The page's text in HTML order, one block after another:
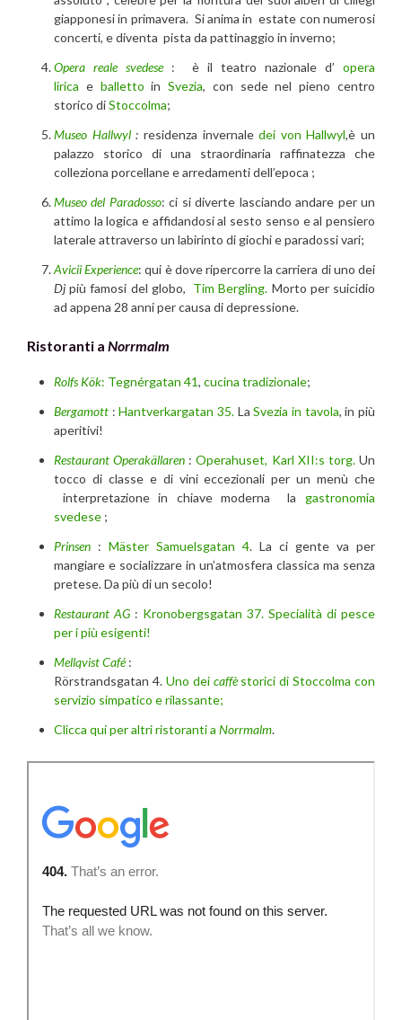
giapponesi in primavera. Si anima in estate con numerosi
concerti, e diventa pista da pattinaggio in inverno;
Opera reale svedese : è il teatro nazionale d’opera
lirica e balletto inSvezia, con sede nel pieno centro
storico diStoccolma;
Museo Hallwyl : residenza invernaledei von Hallwyl,è un
palazzo storico di una straordinaria raffinatezza che
colleziona porcellane e arredamenti dell’epoca ;
Museo del Paradosso: ci si diverte lasciando andare per un
attimo la logica e affidandosi al sesto senso e al pensiero
laterale attraverso un labirinto di giochi e paradossi vari;
Avicii Experience: qui è dove ripercorre la carriera di uno dei
Dj più famosi del globo, Tim Bergling. Morto per suicidio
ad appena 28 anni per causa di depressione.
Ristoranti a Norrmalm
Rolfs Kök: Tegnérgatan 41, cucina tradizionale;
Bergamott :Hantverkargatan 35. LaSvezia in tavola, in più
aperitivi!
Restaurant Operakällaren :Operahuset, Karl XII:s torg.Un
tocco di classe e di vini eccezionali per un menù che
interpretazione in chiave moderna la gastronomia
svedese ;
Prinsen : Mäster Samuelsgatan 4. La ci gente va per
mangiare e socializzare in un’atmosfera classica ma senza
pretese. Da più di un secolo!
Restaurant AG : Kronobergsgatan 37. Specialità di pesce
per i più esigenti!
Mellqvist Café:
Rörstrandsgatan 4. Uno dei caffèstorici di Stoccolma con
servizio simpatico e rilassante;
Clicca qui per altri ristoranti a Norrmalm.